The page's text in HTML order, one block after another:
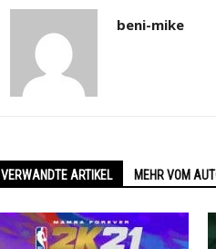
beni-mike
VERWANDTE ARTIKEL MEHR VOM